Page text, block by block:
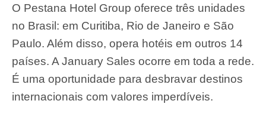
O Pestana Hotel Group oferece três unidades
no Brasil: em Curitiba, Rio de Janeiro e São
Paulo. Além disso, opera hotéis em outros 14
países. A January Sales ocorre em toda a rede.
É uma oportunidade para desbravar destinos
internacionais com valores imperdíveis.